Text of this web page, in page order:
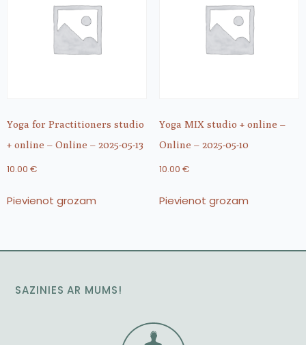
Yoga for Practitioners studio
+ online – Online – 2025-05-13
10.00 €
Pievienot grozam
Yoga MIX studio + online –
Online – 2025-05-10
10.00 €
Pievienot grozam
SAZINIES AR MUMS!